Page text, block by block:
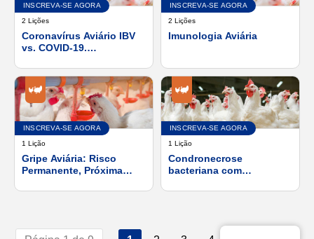
INSCREVA-SE AGORA
2 Lições
Coronavírus Aviário IBV
vs. COVID-19.
diferenças
INSCREVA-SE AGORA
2 Lições
Imunologia Aviária
INSCREVA-SE AGORA
1 Lição
Gripe Aviária: Risco
Permanente, Próxima
INSCREVA-SE AGORA
1 Lição
Condronecrose
bacteriana com
na patogênese e controle